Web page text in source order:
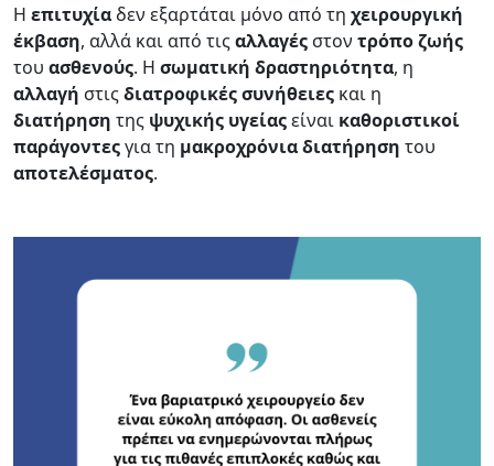
Η επιτυχίαδεν εξαρτάται μόνο από τη χειρουργική
έκβαση, αλλά και από τιςαλλαγές στον τρόποζωής
του ασθενούς. Η σωματική δραστηριότητα, η
αλλαγή στιςδιατροφικέςσυνήθειες και η
διατήρηση της ψυχικής υγείαςείναι καθοριστικοί
παράγοντεςγια τη μακροχρόνιαδιατήρηση του
αποτελέσματος.